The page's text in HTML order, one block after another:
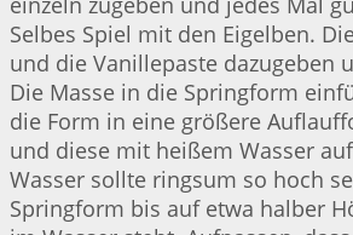
Selbes Spiel mit den Eigelben.
und die Vanillepaste dazugeben
Die Masse in die Springform
die Form in eine größere
und diese mit heißem Wasser
Wasser sollte ringsum so hoch
Springform bis auf etwa halber